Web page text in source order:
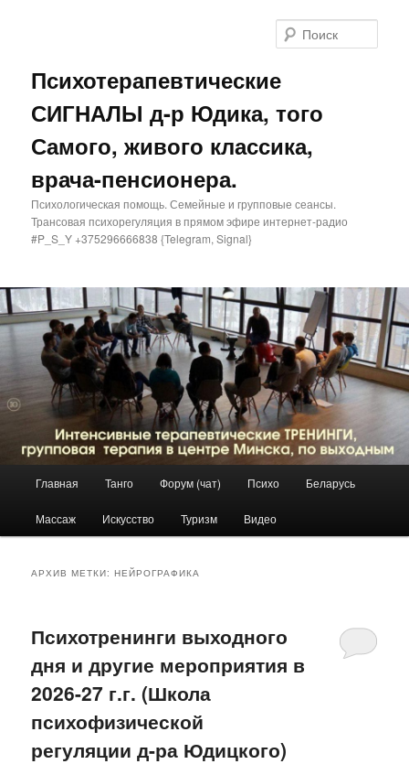
Психотерапевтические
СИГНАЛЫ д-р Юдика, того
Самого, живого классика,
врача-пенсионера.
Психологическая помощь. Семейные и групповые сеансы.
Трансовая психорегуляция в прямом эфире интернет-радио
#P_S_Y +375296666838 {Telegram, Signal}
Перейти
к
Перейти
к
дополнительному
Главная Танго Форум (чат) Психо Беларусь
Массаж Искусство Туризм Видео
АРХИВ МЕТКИ:НЕЙРОГРАФИКА
Психотренинги выходного
дня и другие мероприятия в
2026-27 г.г. (Школа
психофизической
регуляции д-ра Юдицкого)